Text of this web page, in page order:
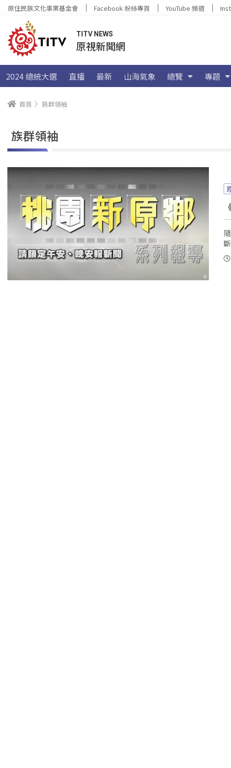
原住民族文化事業基金會 Facebook 粉絲專頁 YouTube 頻道
TITV NEWS
原視新聞網
2024 總統大選 直播 最新 山海氣象 總覽 專題
首頁 族群領袖
族群領袖